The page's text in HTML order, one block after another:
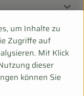
um Inhalte zu
Zugriffe auf
Mit Klick
dieser
können Sie